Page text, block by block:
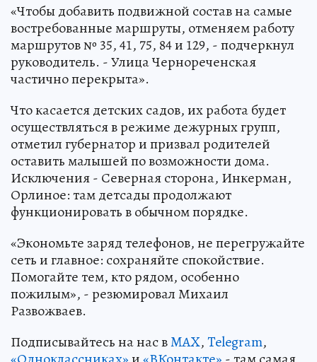
«Чтобы добавить подвижной состав на самые
востребованные маршруты, отменяем работу
маршрутов № 35, 41, 75, 84 и 129, - подчеркнул
руководитель. - Улица Чернореченская
частично перекрыта».
Что касается детских садов, их работа будет
осуществляться в режиме дежурных групп,
отметил губернатор и призвал родителей
оставить малышей по возможности дома.
Исключения - Северная сторона, Инкерман,
Орлиное: там детсады продолжают
функционировать в обычном порядке.
«Экономьте заряд телефонов, не перегружайте
сеть и главное: сохраняйте спокойствие.
Помогайте тем, кто рядом, особенно
пожилым», - резюмировал Михаил
Развожваев.
Подписывайтесь на нас вMAX,Telegram,